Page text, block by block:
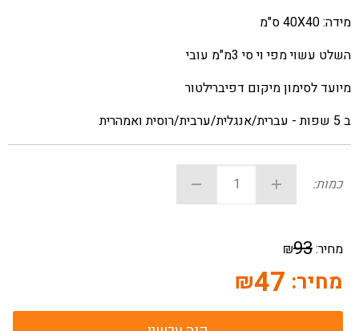
מידה: 40X40 ס"מ
השלט עשוי מפי וי סי 3מ"מ עובי
מיועד לסימון מיקום דפיברילטור
ב 5 שפות - עברית/אנגלית/ערבית/רוסית ואמהרית
כמות:
מחיר:93
₪
מחיר: 47
₪